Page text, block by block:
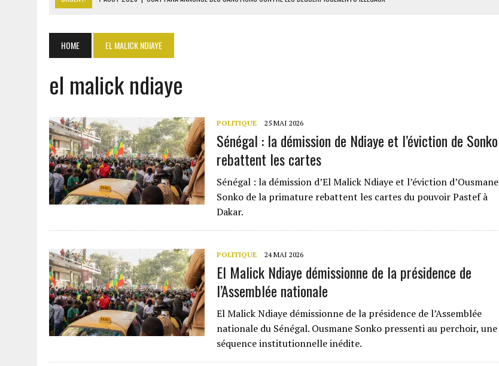
7 AOÛT 2026 | LA SEEG REPREND LE CONTRÔLE APRÈS UNE CYBERATTAQUE MASSIVE AU GABON
7 AOÛT 2026
LE PREMIER MINISTRE GUINÉEN SALUE LE MODÈLE IVOIRIEN DE DÉVELOPPEMENT
HOME EL MALICK NDIAYE
el malick ndiaye
POLITIQUE 25 MAI 2026
Sénégal : la démission de Ndiaye et l’éviction de Sonko
rebattent les cartes
Sénégal : la démission d’El Malick Ndiaye et l’éviction d’Ousmane
Sonko de la primature rebattent les cartes du pouvoir Pastef à
Dakar.
POLITIQUE 24 MAI 2026
El Malick Ndiaye démissionne de la présidence de
l’Assemblée nationale
El Malick Ndiaye démissionne de la présidence de l’Assemblée
nationale du Sénégal. Ousmane Sonko pressenti au perchoir, une
séquence institutionnelle inédite.